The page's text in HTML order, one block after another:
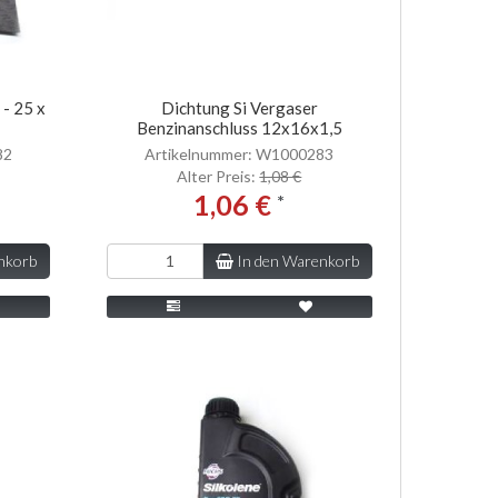
25 x
Dichtung Si Vergaser
Benzinanschluss 12x16x1,5
Artikelnummer: W1000283
Alter Preis:1,08 €
1,06 € *
In den Warenkorb